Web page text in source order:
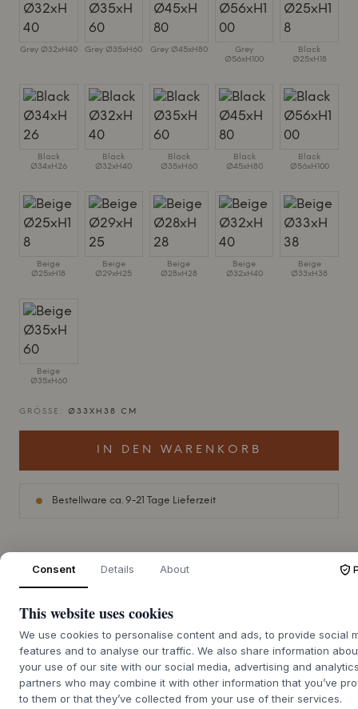
Grey Ø32xH40 Grey Ø35xH60 Grey Ø45xH80
Grey
Ø56xH100
Black
Ø25xH18
Black
Ø34xH26
Black
Ø32xH40
Black
Ø35xH60
Black
Ø45xH80
Black
Ø56xH100
Beige
Ø25xH18
Beige
Ø29xH25
Beige
Ø28xH28
Beige
Ø32xH40
Beige
Ø33xH38
Beige
Ø35xH60
GRÖSSE: Ø33XH38 CM
IN DEN WARENKORB
Bestellware ca. 9-21 Tage Lieferzeit
Die Luna Jar vonMUUBS, entworfen von Birgitte Rømer, ist
Natur. Jedes Gefäß ist handgefertigt aus Terrakotta und
präsentiert eine organische Silhouette, die an die
Mondoberfläche erinnert. Die einzigartige Textur entsteht
durch einen sorgfältigen Prozess, bei dem Farbe
Consent Details About
This website uses cookies
We use cookies to personalise content and ads, to provide social
features and to analyse our traffic. We also share information
your use of our site with our social media, advertising and
partners who may combine it with other information that you’ve
to them or that they’ve collected from your use of their services.